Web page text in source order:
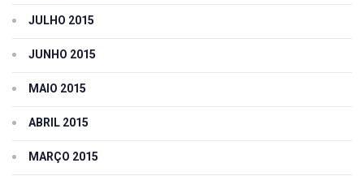
JULHO 2015
JUNHO 2015
MAIO 2015
ABRIL 2015
MARÇO 2015